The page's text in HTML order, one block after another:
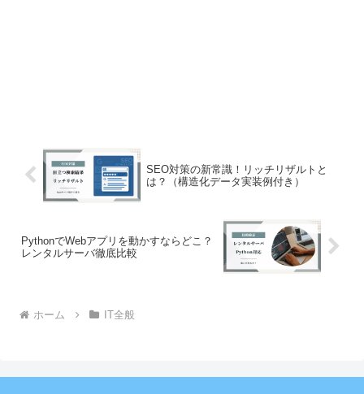
SEO対策の新常識！リッチリザルトと
は？（構造化データ実装例付き）
PythonでWebアプリを動かすならどこ？
レンタルサーバ徹底比較
ホーム IT全般